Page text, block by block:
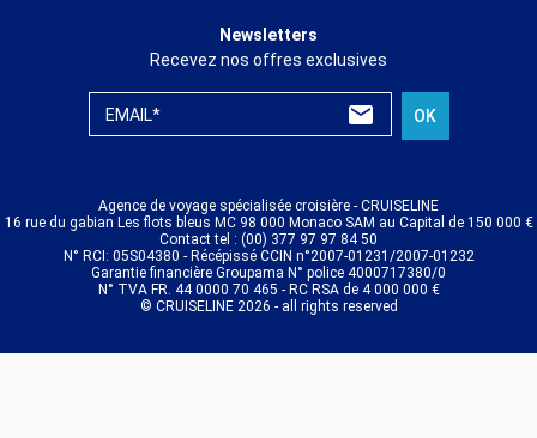
Newsletters
Recevez nos offres exclusives
EMAIL* OK
Agence de voyage spécialisée croisière - CRUISELINE
16 rue du gabian Les flots bleus MC 98 000 Monaco SAM au Capital de 150 000 €
Contact tel : (00) 377 97 97 84 50
N° RCI: 05S04380 - Récépissé CCIN n°2007-01231/2007-01232
Garantie financière Groupama N° police 4000717380/0
N° TVA FR. 44 0000 70 465 - RC RSA de 4 000 000 €
© CRUISELINE 2026 - all rights reserved